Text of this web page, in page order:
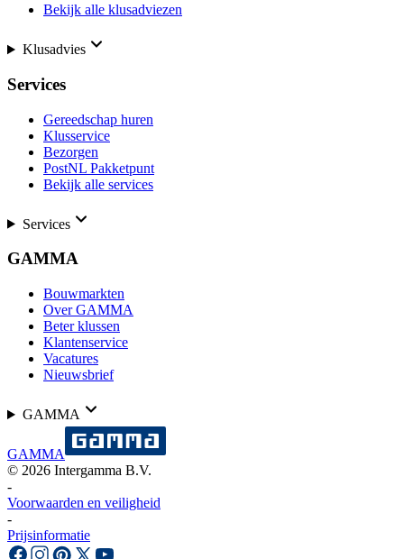
Bekijk alle klusadviezen
Klusadvies
Services
Gereedschap huren
Klusservice
Bezorgen
PostNL Pakketpunt
Bekijk alle services
Services
GAMMA
Bouwmarkten
Over GAMMA
Beter klussen
Klantenservice
Vacatures
Nieuwsbrief
GAMMA
GAMMA
© 2026 Intergamma B.V.
-
Voorwaarden en veiligheid
-
Prijsinformatie